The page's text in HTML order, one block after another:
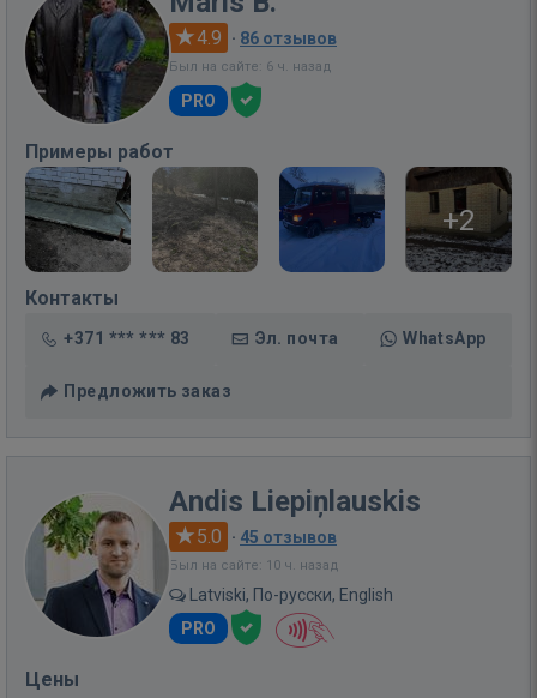
4.9 · 86 отзывов
Был на сайте: 6 ч. назад
PRO
Примеры работ
+2
Контакты
+371 *** *** 83 Эл. почта WhatsApp
Предложить заказ
Andis Liepiņlauskis
5.0 · 45 отзывов
Был на сайте: 10 ч. назад
Latviski, По-русски, English
PRO
Цены